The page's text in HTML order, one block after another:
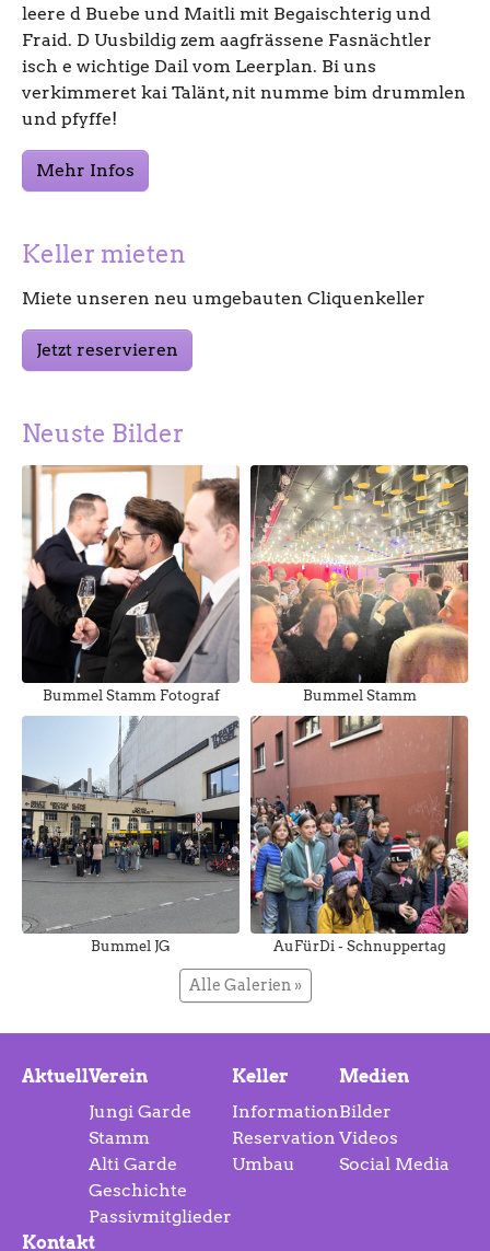
leere d Buebe und Maitli mit Begaischterig und
Fraid. D Uusbildig zem aagfrässene Fasnächtler
isch e wichtige Dail vom Leerplan. Bi uns
verkimmeret kai Talänt, nit numme bim drummlen
und pfyffe!
Mehr Infos
Keller mieten
Miete unseren neu umgebauten Cliquenkeller
Jetzt reservieren
Neuste Bilder
Bummel Stamm Fotograf Bummel Stamm
Bummel JG AuFürDi - Schnuppertag
Alle Galerien »
AktuellVerein
Jungi Garde
Stamm
Alti Garde
Geschichte
Passivmitglieder
Keller
Information
Reservation
Umbau
Medien
Bilder
Videos
Social Media
Kontakt